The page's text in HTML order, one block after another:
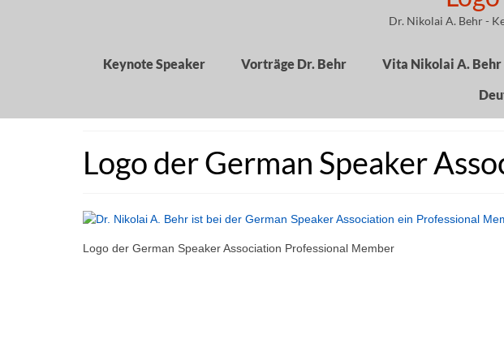
Dr. Nikolai A. Behr -
Keynote Speaker Vorträge Dr. Behr Vita Nikolai A. Behr
Logo der German Speaker
Logo der German Speaker Association Professional Member